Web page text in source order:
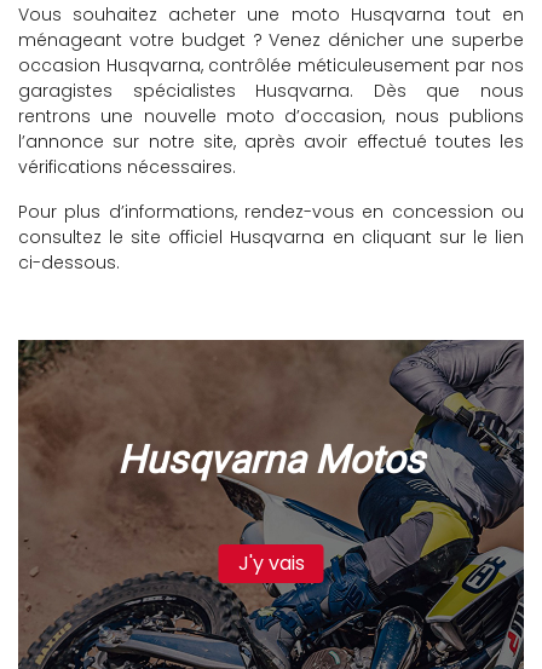
Vous souhaitez acheter une moto Husqvarna tout en
ménageant votre budget ? Venez dénicher une superbe
occasion Husqvarna, contrôlée méticuleusement par nos
garagistes spécialistes Husqvarna. Dès que nous
rentrons une nouvelle moto d’occasion, nous publions
l’annonce sur notre site, après avoir effectué toutes les
vérifications nécessaires.
Pour plus d’informations, rendez-vous en concession ou
consultez le site officiel Husqvarna en cliquant sur le lien
ci-dessous.
Husqvarna Motos
J'y vais